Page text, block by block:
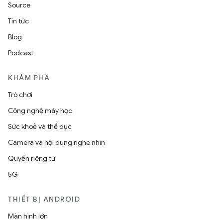
Source
Tin tức
Blog
Podcast
KHÁM PHÁ
Trò chơi
Công nghệ máy học
Sức khoẻ và thể dục
Camera và nội dung nghe nhìn
Quyền riêng tư
5G
THIẾT BỊ ANDROID
Màn hình lớn